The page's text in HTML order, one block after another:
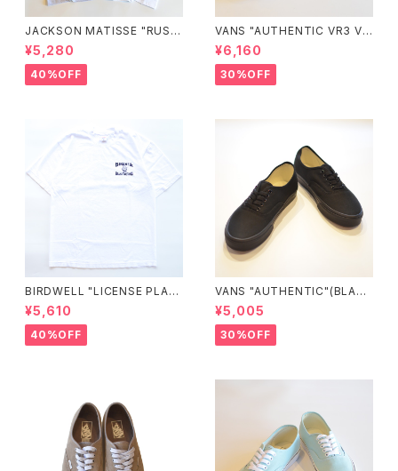
JACKSON MATISSE "RUSS
ELL ATHLETIC×JM Logo T
ee"
¥5,280
40%OFF
VANS "AUTHENTIC VR3 VN
0005UDTBD"
¥6,160
30%OFF
BIRDWELL "LICENSE PLAT
E TEE"
¥5,610
40%OFF
VANS "AUTHENTIC"(BLAC
K/BLACK)
¥5,005
30%OFF